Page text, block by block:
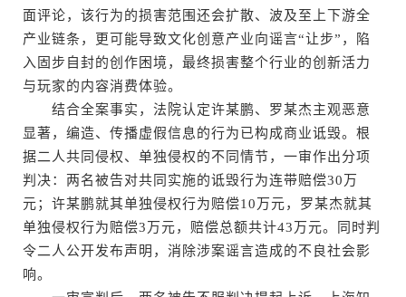
面评论，该行为的损害范围还会扩散、波及至上下游全
产业链条，更可能导致文化创意产业向谣言“让步”，陷
入固步自封的创作困境，最终损害整个行业的创新活力
与玩家的内容消费体验。
结合全案事实，法院认定许某鹏、罗某杰主观恶意
显著，编造、传播虚假信息的行为已构成商业诋毁。根
据二人共同侵权、单独侵权的不同情节，一审作出分项
判决：两名被告对共同实施的诋毁行为连带赔偿30万
元；许某鹏就其单独侵权行为赔偿10万元，罗某杰就其
单独侵权行为赔偿3万元，赔偿总额共计43万元。同时判
令二人公开发布声明，消除涉案谣言造成的不良社会影
响。